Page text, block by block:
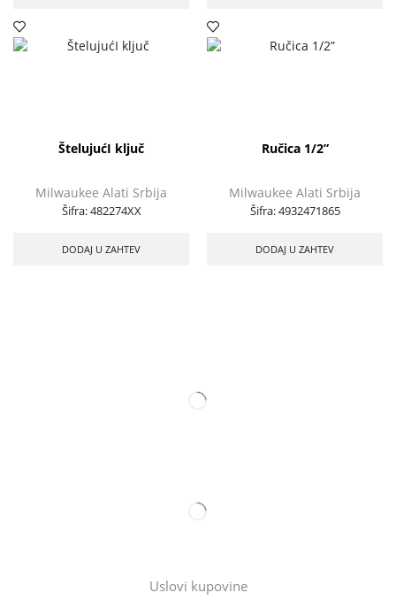
ŠtelujućI ključ
Milwaukee Alati Srbija
Šifra:482274XX
DODAJ U ZAHTEV
Ručica 1/2”
Milwaukee Alati Srbija
Šifra:4932471865
DODAJ U ZAHTEV
Uslovi kupovine